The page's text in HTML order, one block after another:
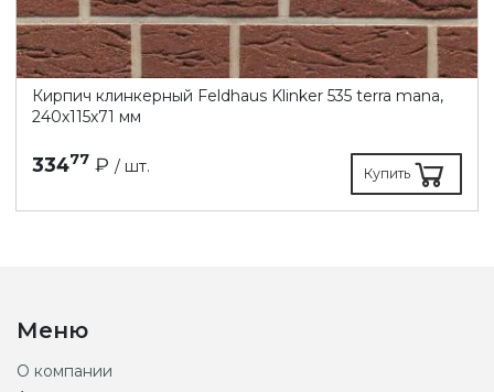
Кирпич клинкерный Feldhaus Klinker 535 terra mana,
240х115х71 мм
33477 ₽ / шт. Купить
Меню
О компании